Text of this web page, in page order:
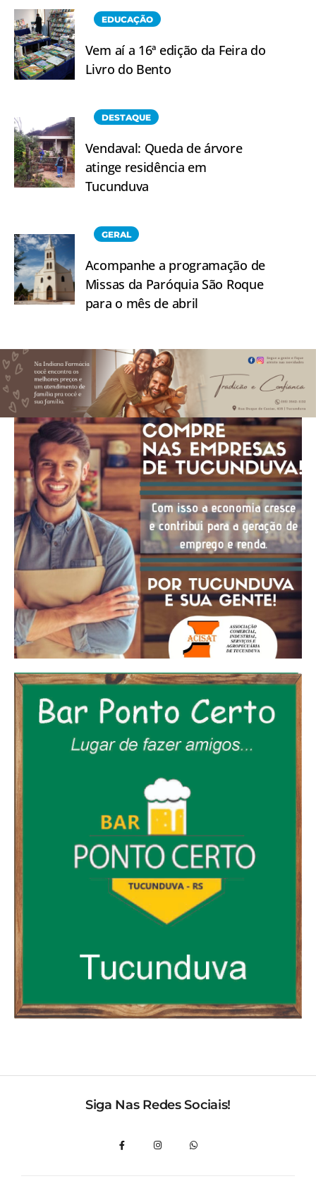
EDUCAÇÃO
Vem aí a 16ª edição da Feira do
Livro do Bento
DESTAQUE
Vendaval: Queda de árvore
atinge residência em
Tucunduva
GERAL
Acompanhe a programação de
Missas da Paróquia São Roque
para o mês de abril
Siga Nas Redes Sociais!